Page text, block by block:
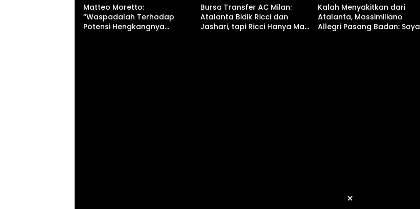
Matteo Moretto:
“Waspadalah Terhadap
Potensi Hengkangnya
Bursa Transfer AC Milan:
Atalanta Bidik Ricci dan
Jashari, tapi Ricci Hanya Mau
Kalah Menyakitkan dari
Atalanta, Massimiliano
Allegri Pasang Badan: Saya
×